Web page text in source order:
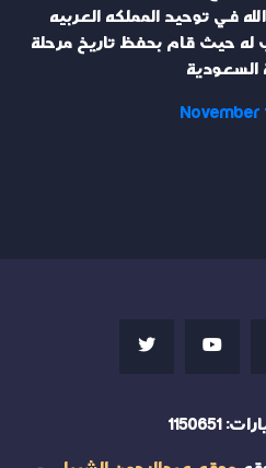
في توحيد المملكه العربيه
حيث قام بحفظ تاريخ مرحلة
السعودية
November
1150651